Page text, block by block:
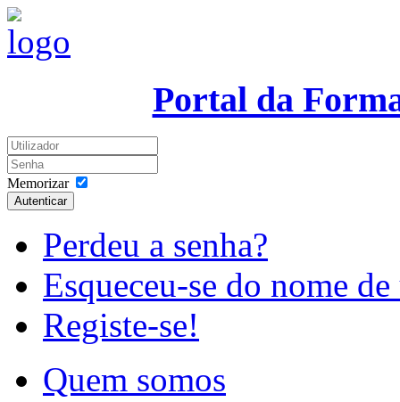
Portal da
Memorizar
Autenticar
Perdeu a senha?
Esqueceu-se do nome
Registe-se!
Quem somos